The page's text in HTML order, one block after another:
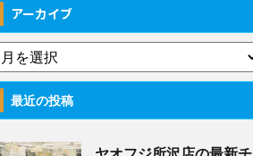
アーカイブ
最近の投稿